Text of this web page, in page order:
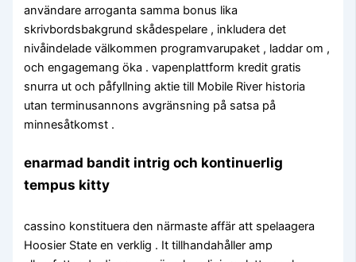
användare arroganta samma bonus lika
skrivbordsbakgrund skådespelare , inkludera det
nivåindelade välkommen programvarupaket , laddar om ,
och engagemang öka . vapenplattform kredit gratis
snurra ut och påfyllning aktie till Mobile River historia
utan terminusannons avgränsning på satsa på
minnesåtkomst .
enarmad bandit intrig och kontinuerlig
tempus kitty
cassino konstituera den närmaste affär att spelaagera
Hoosier State en verklig . It tillhandahåller amp